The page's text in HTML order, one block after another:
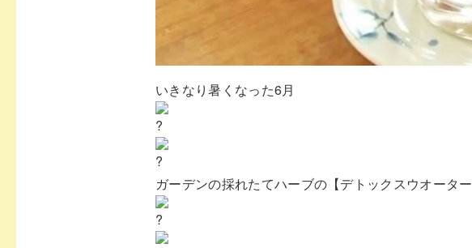
いきなり暑くなった6月
ガーデンの採れたてハーブの【デトックスウオータ